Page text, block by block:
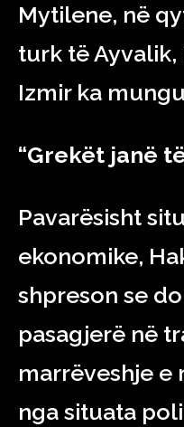
Mytilene, në
turk të
Izmir ka
“Grekët janë
Pavarësisht
ekonomike,
shpreson se
pasagjerë në
marrëveshje e
nga situata